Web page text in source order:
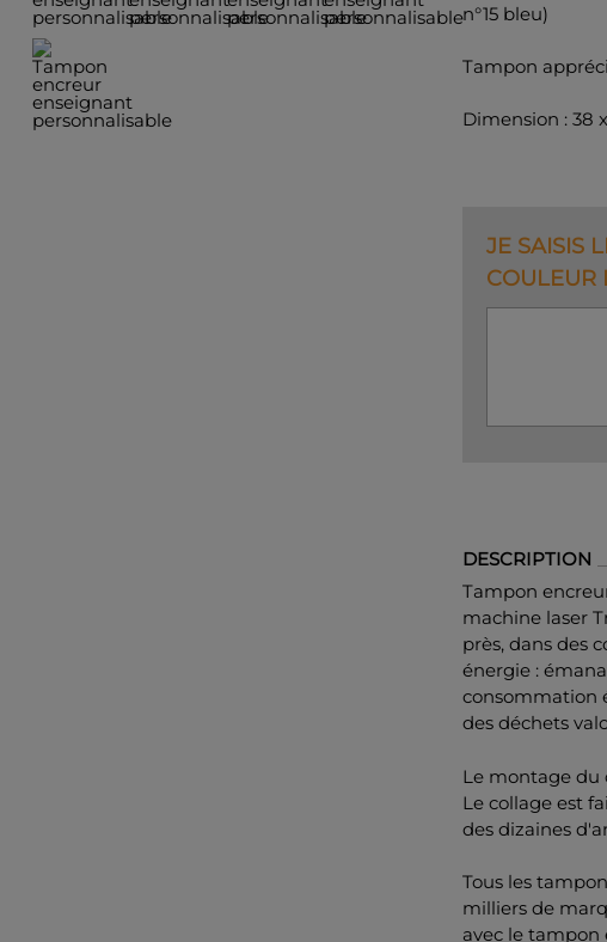
n°15 bleu)
Tampon
Dimension : 38
JE SAISIS
COULEUR
DESCRIPTION
Tampon
machine laser
près, dans des
énergie :
consommation
des déchets
Le montage du
Le collage est
des dizaines
Tous les
milliers de
avec le tampon